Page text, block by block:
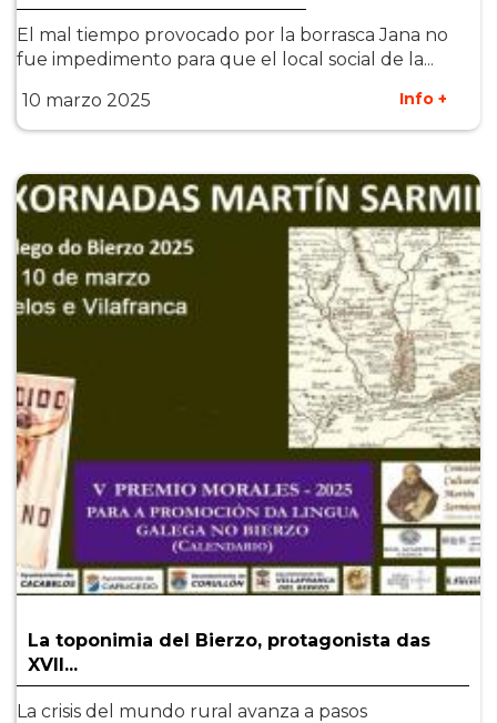
El mal tiempo provocado por la borrasca Jana no
fue impedimento para que el local social de la...
10 marzo 2025
Info +
La toponimia del Bierzo, protagonista das
XVII...
La crisis del mundo rural avanza a pasos